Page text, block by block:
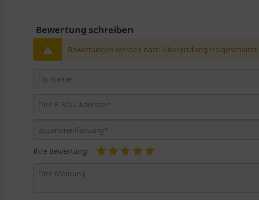
Bewertung schreiben
Bewertungen werden nach Überprüfung freigeschaltet.
Ihre Bewertung: